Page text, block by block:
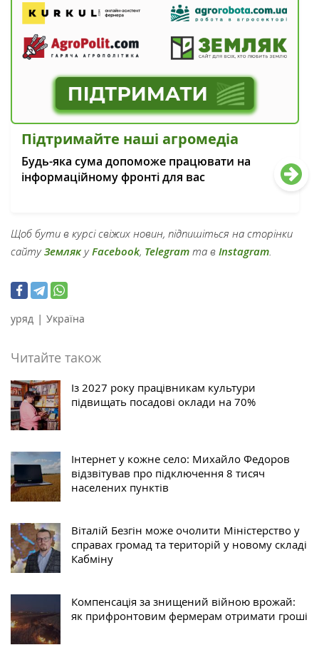
Підтримайте наші агромедіа
Будь-яка сума допоможе працювати на
інформаційному фронті для вас
Щоб бути в курсі свіжих новин, підпишіться на сторінки
сайтуЗемлякуFacebook, Telegram та в Instagram.
уряд | Україна
Читайте також
Із 2027 року працівникам культури
підвищать посадові оклади на 70%
Інтернет у кожне село: Михайло Федоров
відзвітував про підключення 8 тисяч
населених пунктів
Віталій Безгін може очолити Міністерство у
справах громад та територій у новому складі
Кабміну
Компенсація за знищений війною врожай:
як прифронтовим фермерам отримати гроші